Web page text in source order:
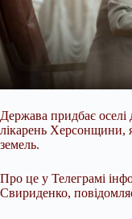
Держава придбає
лікарень Херсонщини,
земель.
Про це у Телеграмі
Свириденко,